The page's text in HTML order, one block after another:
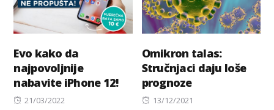
Evo kako da
najpovoljnije
nabavite iPhone 12!
Posted
21/03/2022
Omikron talas:
Stručnjaci daju loše
prognoze
Posted
13/12/2021